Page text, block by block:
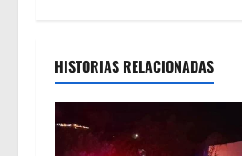
i
ó
n
HISTORIAS RELACIONADAS